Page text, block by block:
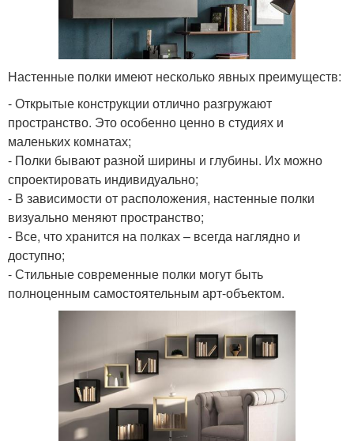
Настенные полки имеют несколько явных преимуществ:
- Открытые конструкции отлично разгружают
пространство. Это особенно ценно в студиях и
маленьких комнатах;
- Полки бывают разной ширины и глубины. Их можно
спроектировать индивидуально;
- В зависимости от расположения, настенные полки
визуально меняют пространство;
- Все, что хранится на полках – всегда наглядно и
доступно;
- Стильные современные полки могут быть
полноценным самостоятельным арт-объектом.